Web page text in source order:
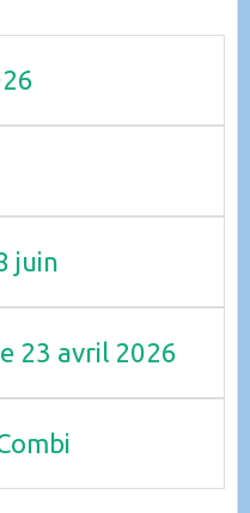
juin
23 avril 2026